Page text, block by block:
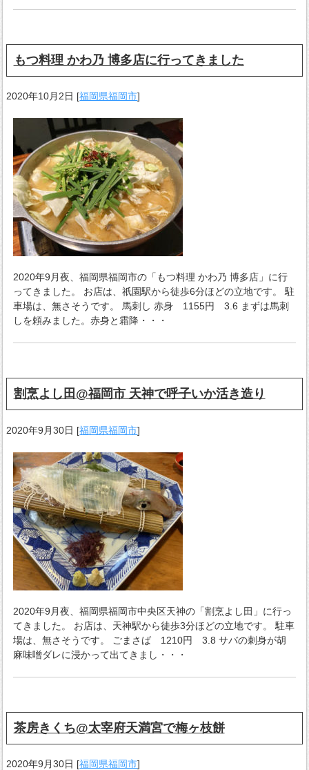
もつ料理 かわ乃 博多店に行ってきました
2020年10月2日 [福岡県福岡市]
2020年9月夜、福岡県福岡市の「もつ料理 かわ乃 博多店」に行
ってきました。 お店は、祇園駅から徒歩6分ほどの立地です。 駐
車場は、無さそうです。 馬刺し 赤身 1155円 3.6 まずは馬刺
しを頼みました。赤身と霜降・・・
割烹よし田@福岡市 天神で呼子いか活き造り
2020年9月30日 [福岡県福岡市]
2020年9月夜、福岡県福岡市中央区天神の「割烹よし田」に行っ
てきました。 お店は、天神駅から徒歩3分ほどの立地です。 駐車
場は、無さそうです。 ごまさば 1210円 3.8 サバの刺身が胡
麻味噌ダレに浸かって出てきまし・・・
茶房きくち@太宰府天満宮で梅ヶ枝餅
2020年9月30日 [福岡県福岡市]